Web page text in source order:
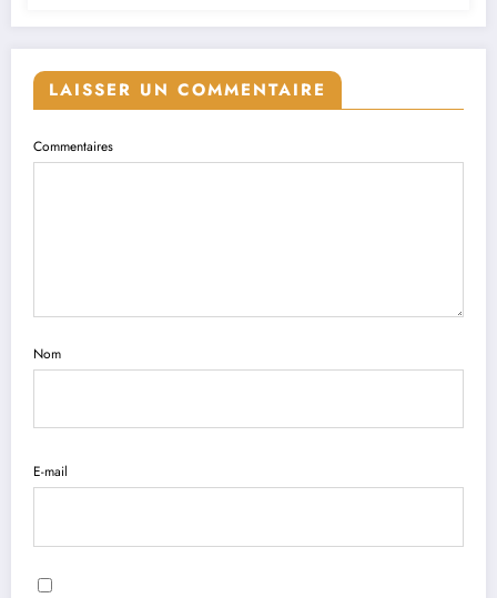
LAISSER UN COMMENTAIRE
Commentaires
Nom
E-mail